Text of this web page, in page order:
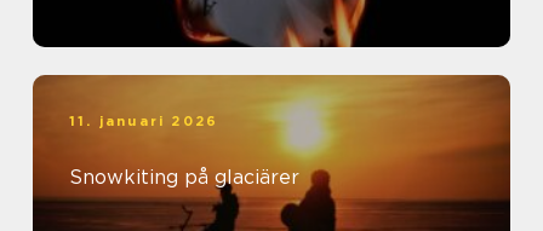
11. januari 2026
Snowkiting på glaciärer